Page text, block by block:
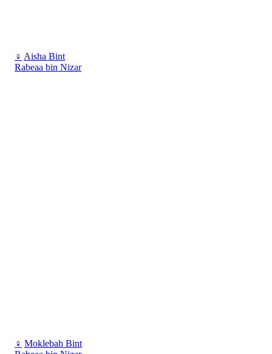
♀ Aisha Bint
Rabeaa bin Nizar
♀ Moklebah Bint